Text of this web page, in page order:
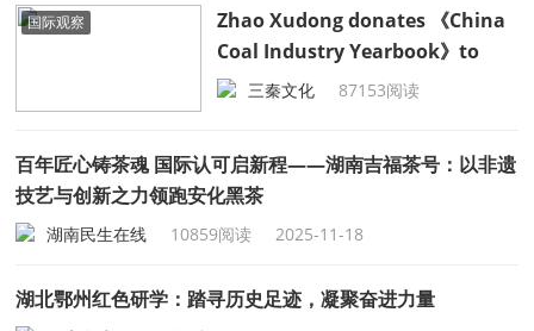
国际观察
Zhao Xudong donates 《China
Coal Industry Yearbook》to
China Green Alliance.Chin
三秦文化
87153阅读
百年匠心铸茶魂 国际认可启新程——湖南吉福茶号：以非遗
技艺与创新之力领跑安化黑茶
湖南民生在线 10859阅读 2025-11-18
湖北鄂州红色研学：踏寻历史足迹，凝聚奋进力量